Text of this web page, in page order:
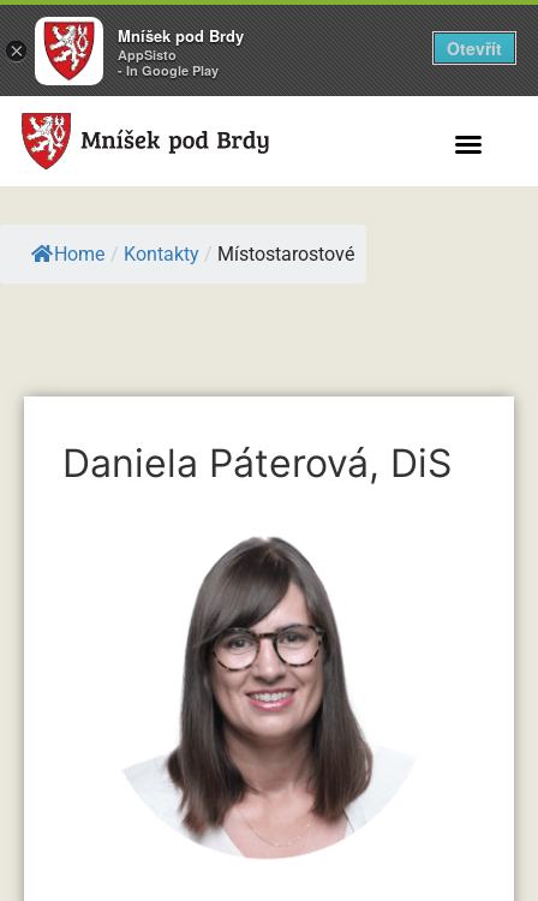
Home / Kontakty / Místostarostové
Daniela Páterová, DiS
×
Mníšek pod Brdy
AppSisto
- In Google Play
Otevřít